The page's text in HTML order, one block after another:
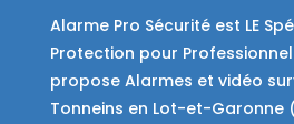
Alarme Pro Sécurité est LE
Protection pour
propose Alarmes et vidéo
Tonneins en Lot-et-Garonne